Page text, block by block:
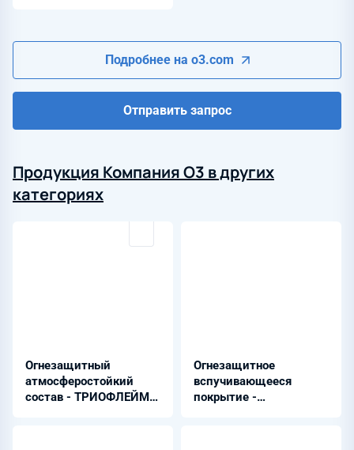
Подробнее на o3.com
Отправить запрос
Продукция Компания О3 в других
категориях
Огнезащитный
атмосферостойкий
состав - ТРИОФЛЕЙМ
Огнезащитное
вспучивающееся
покрытие -